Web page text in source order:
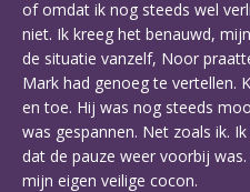
of omdat ik nog steeds wel
niet. Ik kreeg het benauwd,
de situatie vanzelf, Noor
Mark had genoeg te vertellen.
en toe. Hij was nog steeds
was gespannen. Net zoals ik.
dat de pauze weer voorbij
mijn eigen veilige cocon.